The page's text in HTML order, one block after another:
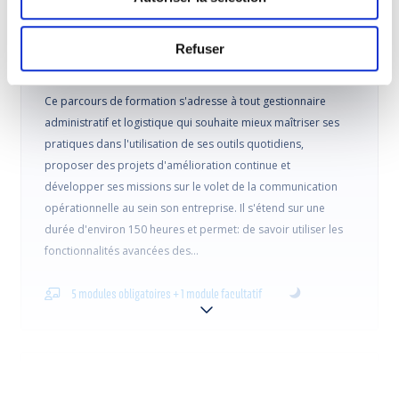
Refuser
Le professionnel en gestion administrative (a)
Ce parcours de formation s'adresse à tout gestionnaire
administratif et logistique qui souhaite mieux maîtriser ses
pratiques dans l'utilisation de ses outils quotidiens,
proposer des projets d'amélioration continue et
développer ses missions sur le volet de la communication
opérationnelle au sein son entreprise. Il s'étend sur une
durée d'environ 150 heures et permet: de savoir utiliser les
fonctionnalités avancées des…
5 modules obligatoires + 1 module facultatif